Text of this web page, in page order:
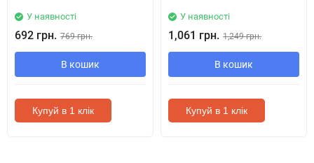
У наявності
692 грн. 769 грн.
В кошик
Купуй в 1 клік
У наявності
1,061 грн. 1,249 грн.
В кошик
Купуй в 1 клік